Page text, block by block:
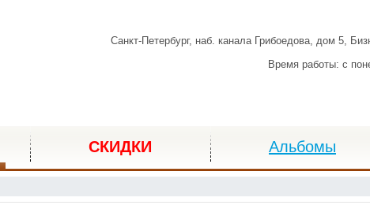
Санкт-Петербург, наб. канала Грибоедова, дом 5,
Время работы: c
СКИДКИ Альбомы